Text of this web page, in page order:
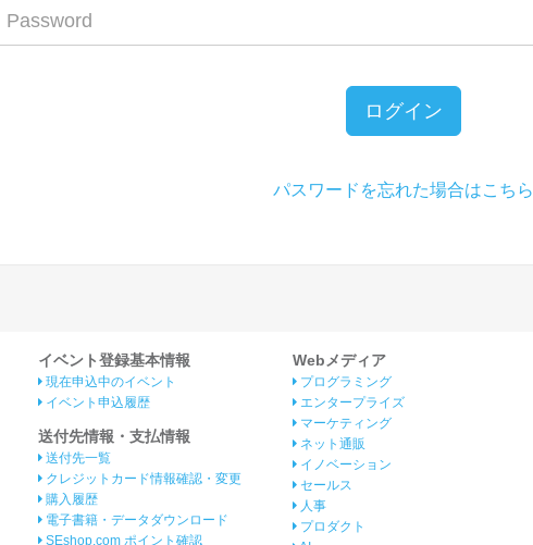
ログイン
パスワードを忘れた場合はこちら
イベント登録基本情報
現在申込中のイベント
イベント申込履歴
送付先情報・支払情報
送付先一覧
クレジットカード情報確認・変更
購入履歴
電子書籍・データダウンロード
SEshop.com ポイント確認
Webメディア
プログラミング
エンタープライズ
マーケティング
ネット通販
イノベーション
セールス
人事
プロダクト